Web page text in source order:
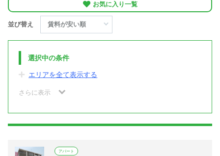
お気に入り一覧
並び替え
アパート
選択中の条件
エリアを全て表示する
さらに表示